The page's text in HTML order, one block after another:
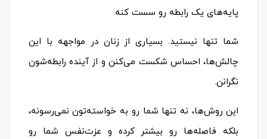
پایه‌های یک رابطه رو سست کنه.
شما تنها نیستید. بسیاری از زنان در مواجهه با این
چالش‌ها، احساس شکست می‌کنن و از آینده رابطه‌شون
نگرانن.
این روش‌ها، نه تنها شما رو به خواسته‌تون نمی‌رسونه،
بلکه فاصله‌ها رو بیشتر کرده و عزت‌نفس شما رو